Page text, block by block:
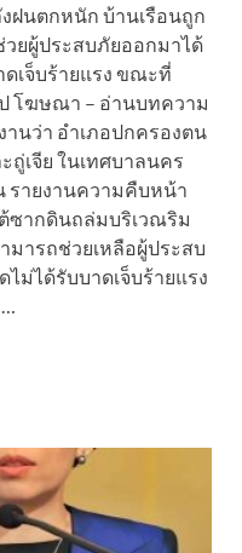
ฝนตกหนัก บ้านเรือนถูก
วยผู้ประสบภัยออกมาได้
เจ็บร้ายแรง ขณะที่
โฆษณา – อ่านบทความ
นว่า อำเภอปกครองตน
ถู่เจีย ในเทศบาลนคร
รายงานความคืบหน้า
ซากดินถล่มบริเวณริม
มารถช่วยเหลือผู้ประสบ
ม่ได้รับบาดเจ็บร้ายแรง